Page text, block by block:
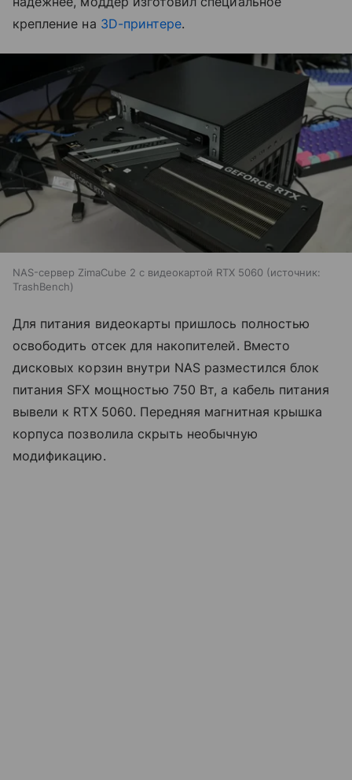
крепление на 3D-принтере.
NAS-сервер ZimaCube 2 с видеокартой RTX 5060
источник:
TrashBench
Для питания видеокарты пришлось полностью
освободить отсек для накопителей. Вместо
дисковых корзин внутри NAS разместился блок
питания SFX мощностью 750 Вт, а кабель питания
вывели к RTX 5060. Передняя магнитная крышка
корпуса позволила скрыть необычную
модификацию.